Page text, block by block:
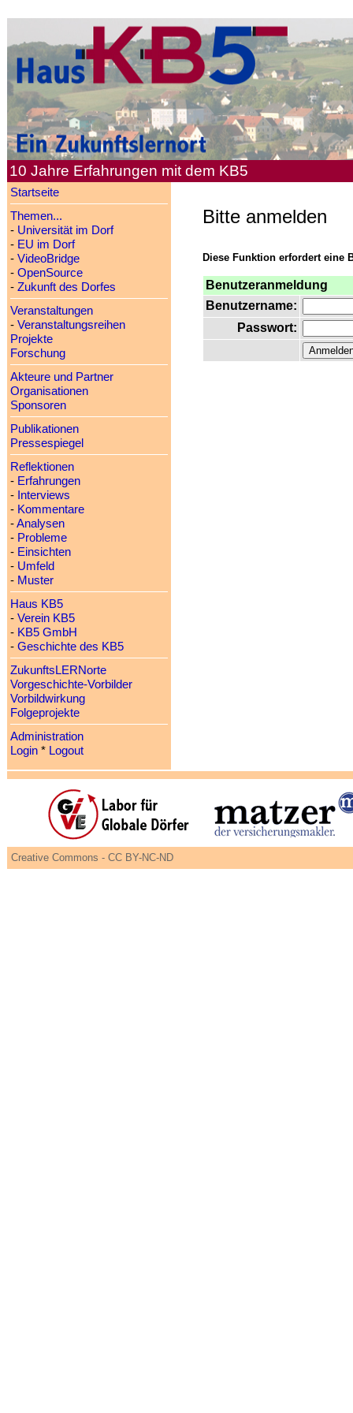
10 Jahre Erfahrungen mit dem KB5
Startseite
Themen...
- Universität im Dorf
- EU im Dorf
- VideoBridge
- OpenSource
- Zukunft des Dorfes
Veranstaltungen
- Veranstaltungsreihen
Projekte
Forschung
Akteure und Partner
Organisationen
Sponsoren
Publikationen
Pressespiegel
Reflektionen
- Erfahrungen
- Interviews
- Kommentare
-Analysen
- Probleme
- Einsichten
- Umfeld
- Muster
Haus KB5
- Verein KB5
- KB5 GmbH
- Geschichte des KB5
ZukunftsLERNorte
Vorgeschichte-Vorbilder
Vorbildwirkung
Folgeprojekte
Administration
Login* Logout
Bitte anmelden
Diese Funktion erfordert eine
Benutzeranmeldung
Benutzername:
Passwort:
Creative Commons - CC BY-NC-ND